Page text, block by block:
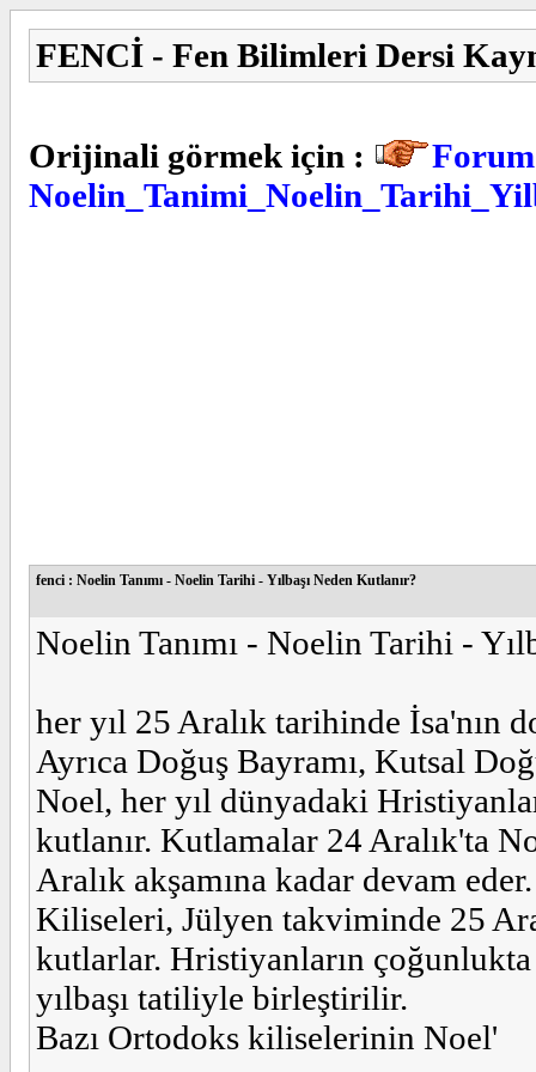
FENCİ - Fen Bilimleri Dersi
Orijinali görmek için :
fenci : Noelin Tanımı - Noelin Tarihi - Yılbaşı Neden Kutlanır?
Noelin Tanımı - Noelin Tarihi -
her yıl 25 Aralık tarihinde İsa'nın
Ayrıca Doğuş Bayramı, Kutsal
Noel, her yıl dünyadaki
kutlanır. Kutlamalar 24 Aralık'ta
Aralık akşamına kadar devam
Kiliseleri, Jülyen takviminde 25
kutlarlar. Hristiyanların
yılbaşı tatiliyle birleştirilir.
Bazı Ortodoks kiliselerinin Noel'